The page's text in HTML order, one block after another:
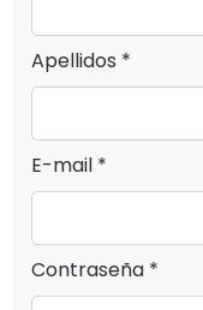
Apellidos *
E-mail *
Contraseña *